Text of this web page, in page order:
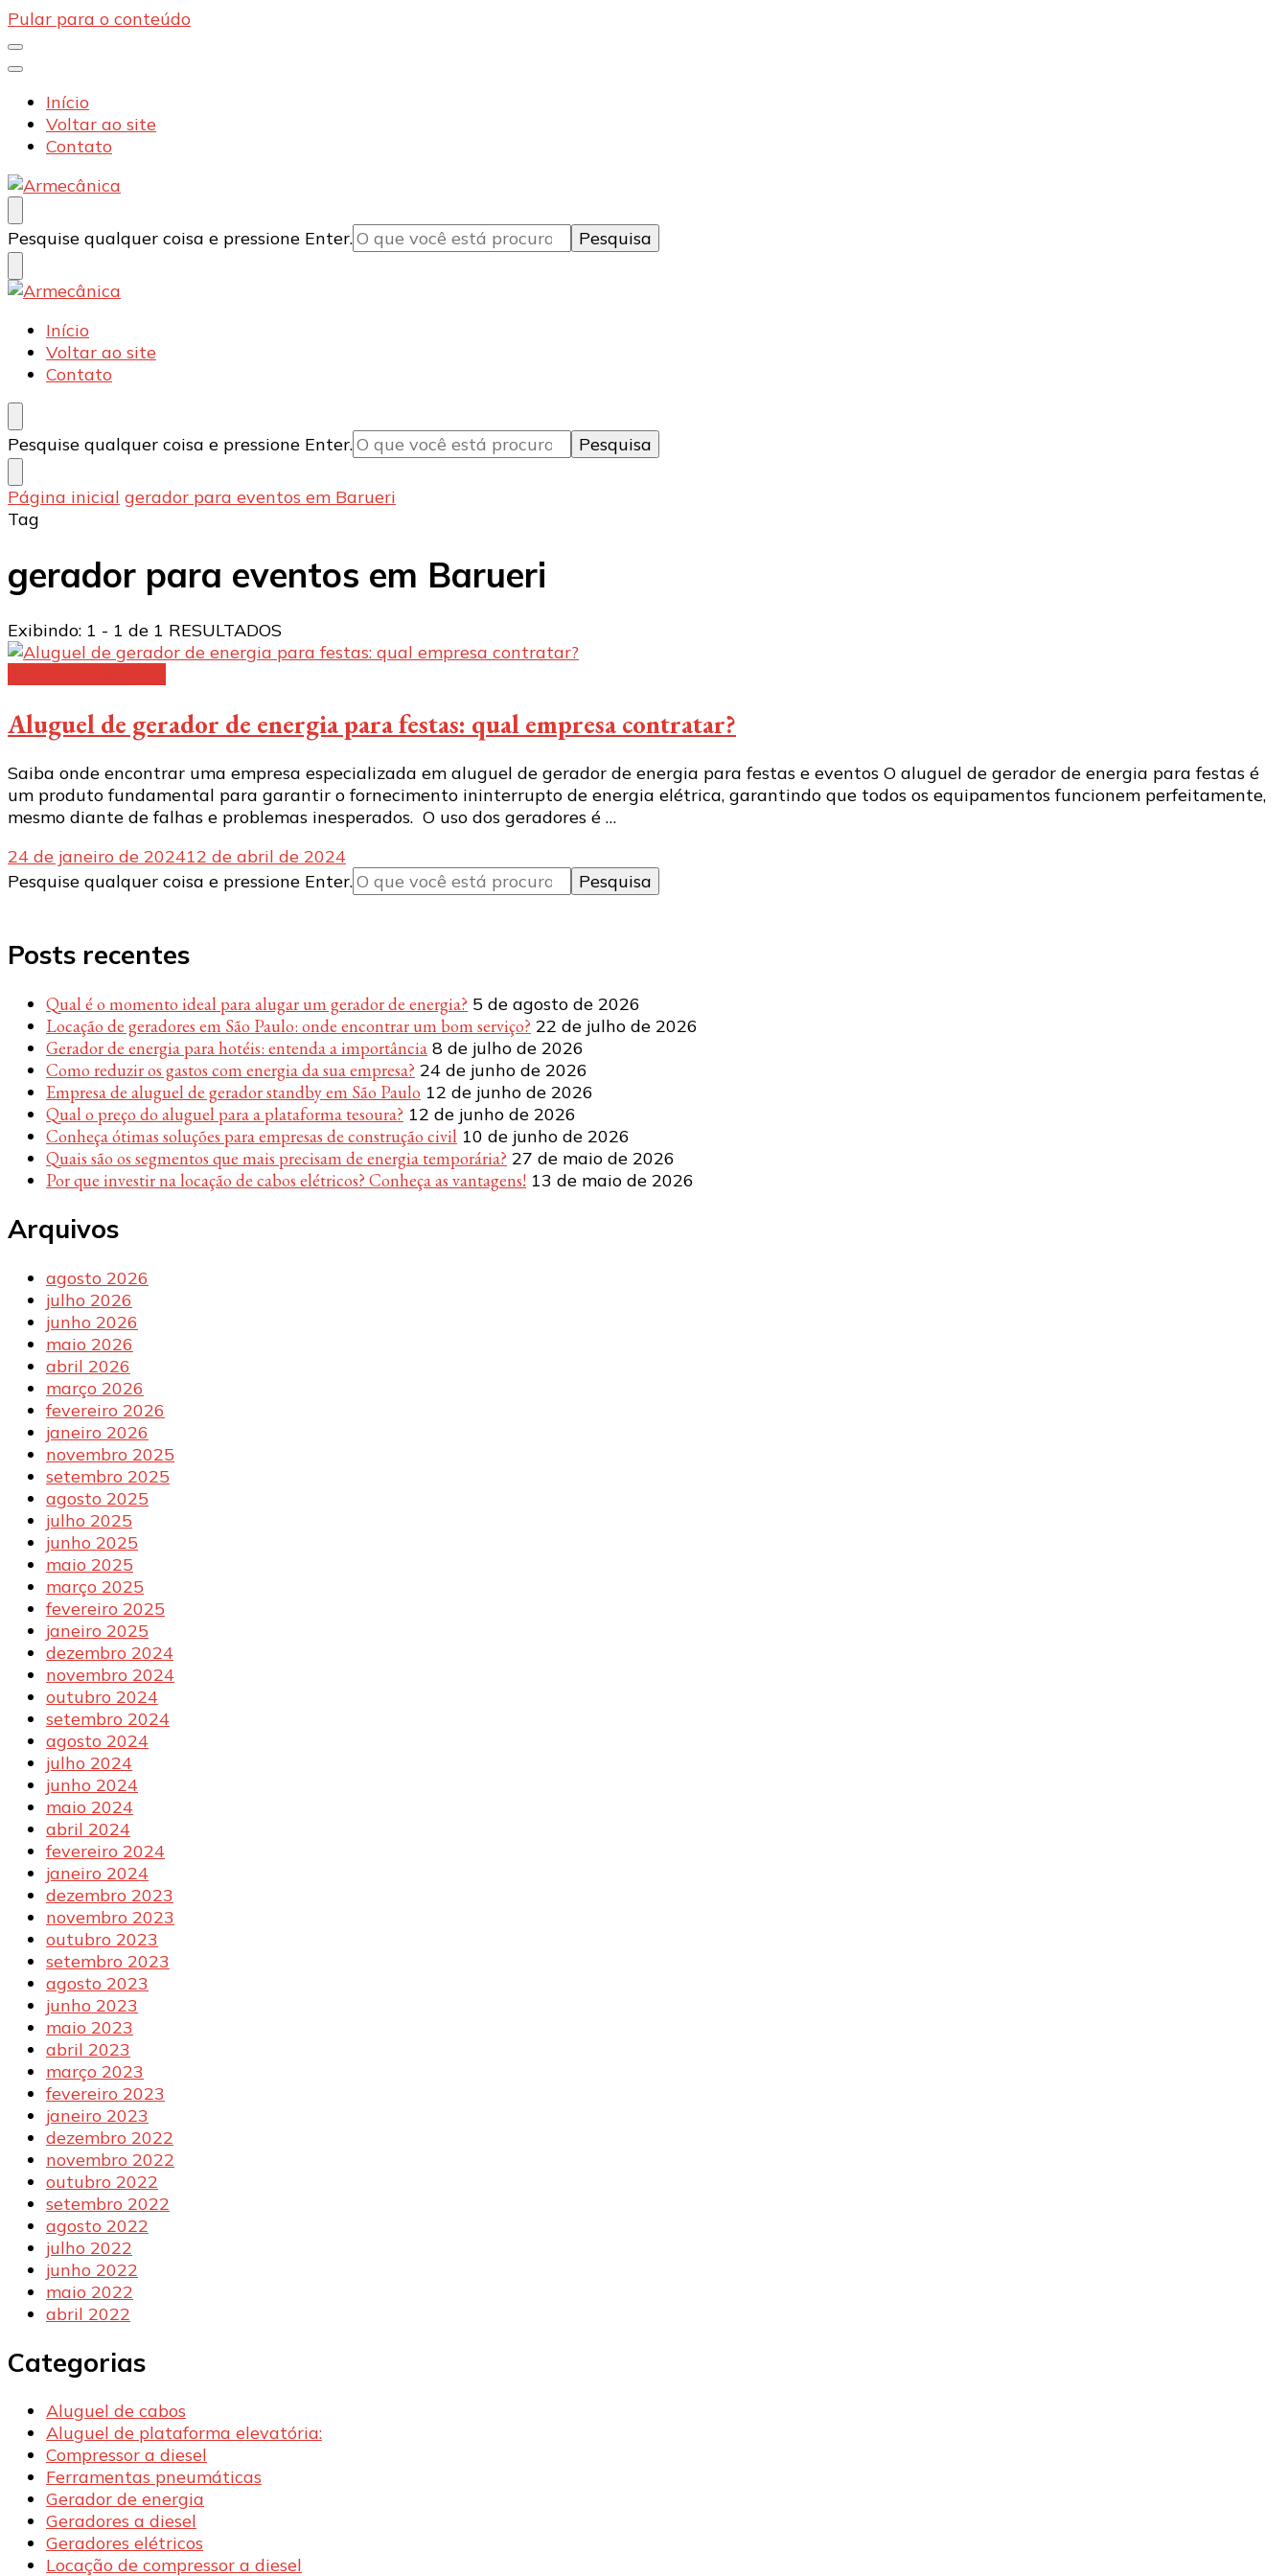
Pular para o conteúdo
Início
Voltar ao site
Contato
Armecânica
Blog
Procurando
algo?
Pesquise qualquer coisa e pressione Enter.
Armecânica
Blog
Início
Voltar ao site
Contato
Procurando
algo?
Pesquise qualquer coisa e pressione Enter.
Página inicial gerador para eventos em Barueri
Tag
gerador para eventos em Barueri
Exibindo: 1 - 1 de 1 RESULTADOS
Aluguel de gerador de energia para festas: qual empresa contratar?
Saiba onde encontrar uma empresa especializada em aluguel de gerador de energia para festas e eventos O aluguel de gerador de energia para festas é
um produto fundamental para garantir o fornecimento ininterrupto de energia elétrica, garantindo que todos os equipamentos funcionem perfeitamente,
mesmo diante de falhas e problemas inesperados. O uso dos geradores é …
24 de janeiro de 202412 de abril de 2024
Procurando
Pesquise qualquer coisa e pressione Enter.
Posts recentes
Qual é o momento ideal para alugar um gerador de energia? 5 de agosto de 2026
Locação de geradores em São Paulo: onde encontrar um bom serviço? 22 de julho de 2026
Gerador de energia para hotéis: entenda a importância 8 de julho de 2026
Como reduzir os gastos com energia da sua empresa? 24 de junho de 2026
Empresa de aluguel de gerador standby em São Paulo 12 de junho de 2026
Qual o preço do aluguel para a plataforma tesoura? 12 de junho de 2026
Conheça ótimas soluções para empresas de construção civil 10 de junho de 2026
Quais são os segmentos que mais precisam de energia temporária? 27 de maio de 2026
Por que investir na locação de cabos elétricos? Conheça as vantagens! 13 de maio de 2026
Arquivos
agosto 2026
julho 2026
junho 2026
maio 2026
abril 2026
março 2026
fevereiro 2026
janeiro 2026
novembro 2025
setembro 2025
agosto 2025
julho 2025
junho 2025
maio 2025
março 2025
fevereiro 2025
janeiro 2025
dezembro 2024
novembro 2024
outubro 2024
setembro 2024
agosto 2024
julho 2024
junho 2024
maio 2024
abril 2024
fevereiro 2024
janeiro 2024
dezembro 2023
novembro 2023
outubro 2023
setembro 2023
agosto 2023
junho 2023
maio 2023
abril 2023
março 2023
fevereiro 2023
janeiro 2023
dezembro 2022
novembro 2022
outubro 2022
setembro 2022
agosto 2022
julho 2022
junho 2022
maio 2022
abril 2022
Categorias
Aluguel de cabos
Aluguel de plataforma elevatória:
Compressor a diesel
Ferramentas pneumáticas
Gerador de energia
Geradores a diesel
Geradores elétricos
Locação de compressor a diesel